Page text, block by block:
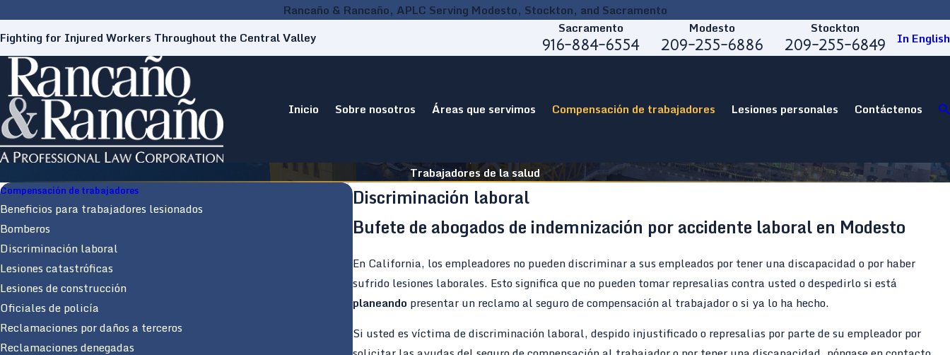
Rancaño & Rancaño, APLC Serving Modesto, Stockton, and Sacramento
Fighting for Injured Workers Throughout the Central Valley
Sacramento
916-884-6554
Modesto
209-255-6886
Stockton
209-255-6849 In English
Inicio Sobre nosotros Áreas que servimos Compensación de trabajadores Lesiones personales Contáctenos
Trabajadores de la salud
Discriminación laboral
Bufete de abogados de indemnización por accidente laboral en Modesto
En California, los empleadores no pueden discriminar a sus empleados por tener una discapacidad o por haber
sufrido lesiones laborales. Esto significa que no pueden tomar represalias contra usted o despedirlo si está
planeando presentar un reclamo al seguro de compensación al trabajador o si ya lo ha hecho.
Si usted es víctima de discriminación laboral, despido injustificado o represalias por parte de su empleador por
Compensación de trabajadores
Beneficios para trabajadores lesionados
Bomberos
Discriminación laboral
Lesiones catastróficas
Lesiones de construcción
Oficiales de policía
Reclamaciones por daños a terceros
Reclamaciones denegadas